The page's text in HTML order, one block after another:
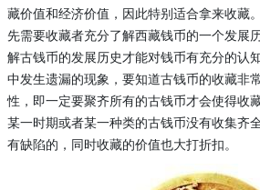
藏价值和经济价值，因此特别适合拿来收藏
先需要收藏者充分了解西藏钱币的一个发展
解古钱币的发展历史才能对钱币有充分的认
中发生遗漏的现象，要知道古钱币的收藏非
性，即一定要聚齐所有的古钱币才会使得收
某一时期或者某一种类的古钱币没有收集齐
有缺陷的，同时收藏的价值也大打折扣。